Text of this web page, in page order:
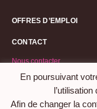
OFFRES D’EMPLOI
CONTACT
Nous contacter
Demande d’adhésion
©2026 Association
En poursuivant
Afin de changer la